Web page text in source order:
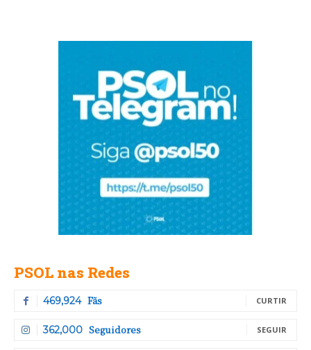
PSOL nas Redes
469,924 Fãs CURTIR
362,000 Seguidores SEGUIR